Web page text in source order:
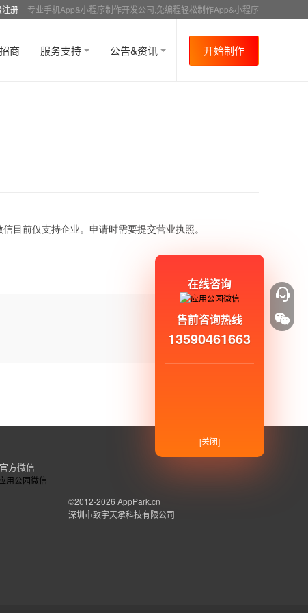
注册 专业手机App&小程序制作开发公司,免编程轻松制作App&小程序
商 服务支持 公告&资讯 开始制作
目前仅支持企业。申请时需要提交营业执照。
官方微信
©2012-2026 AppPark.cn
深圳市致宇天承科技有限公司
在线咨询
售前咨询热线
13590461663
[关闭]